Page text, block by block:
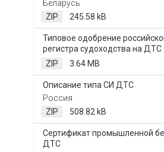
Беларусь
ZIP
245.58 kB
Типовое одобрение
регистра судоходства на ДТС
ZIP
3.64 MB
Описание типа СИ ДТС
Россия
ZIP
508.82 kB
Сертификат промышленной
ДТС